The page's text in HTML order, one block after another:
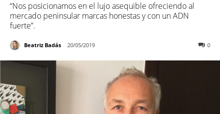
“Nos posicionamos en el lujo asequible ofreciendo al
mercado peninsular marcas honestas y con un ADN
fuerte”.
Beatriz Badás 20/05/2019 0